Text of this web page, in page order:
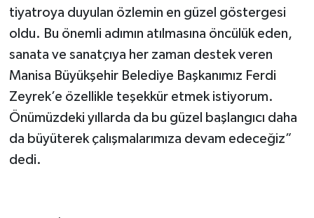
tiyatroya duyulan özlemin en güzel göstergesi
oldu. Bu önemli adımın atılmasına öncülük eden,
sanata ve sanatçıya her zaman destek veren
Manisa Büyükşehir Belediye Başkanımız Ferdi
Zeyrek’e özellikle teşekkür etmek istiyorum.
Önümüzdeki yıllarda da bu güzel başlangıcı daha
da büyüterek çalışmalarımıza devam edeceğiz”
dedi.